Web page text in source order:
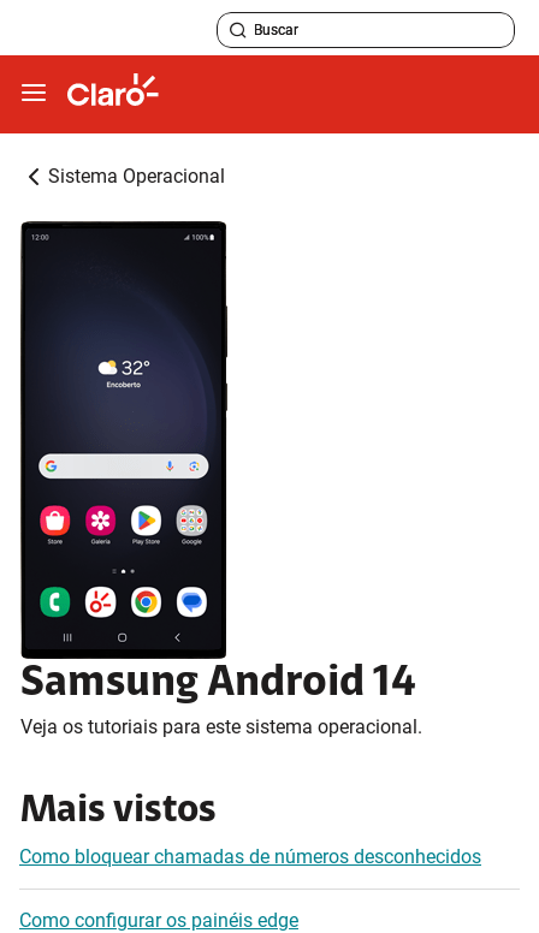
Sistema Operacional
Samsung Android 14
Veja os tutoriais para este sistema operacional.
Mais vistos
Como bloquear chamadas de números desconhecidos
Como configurar os painéis edge